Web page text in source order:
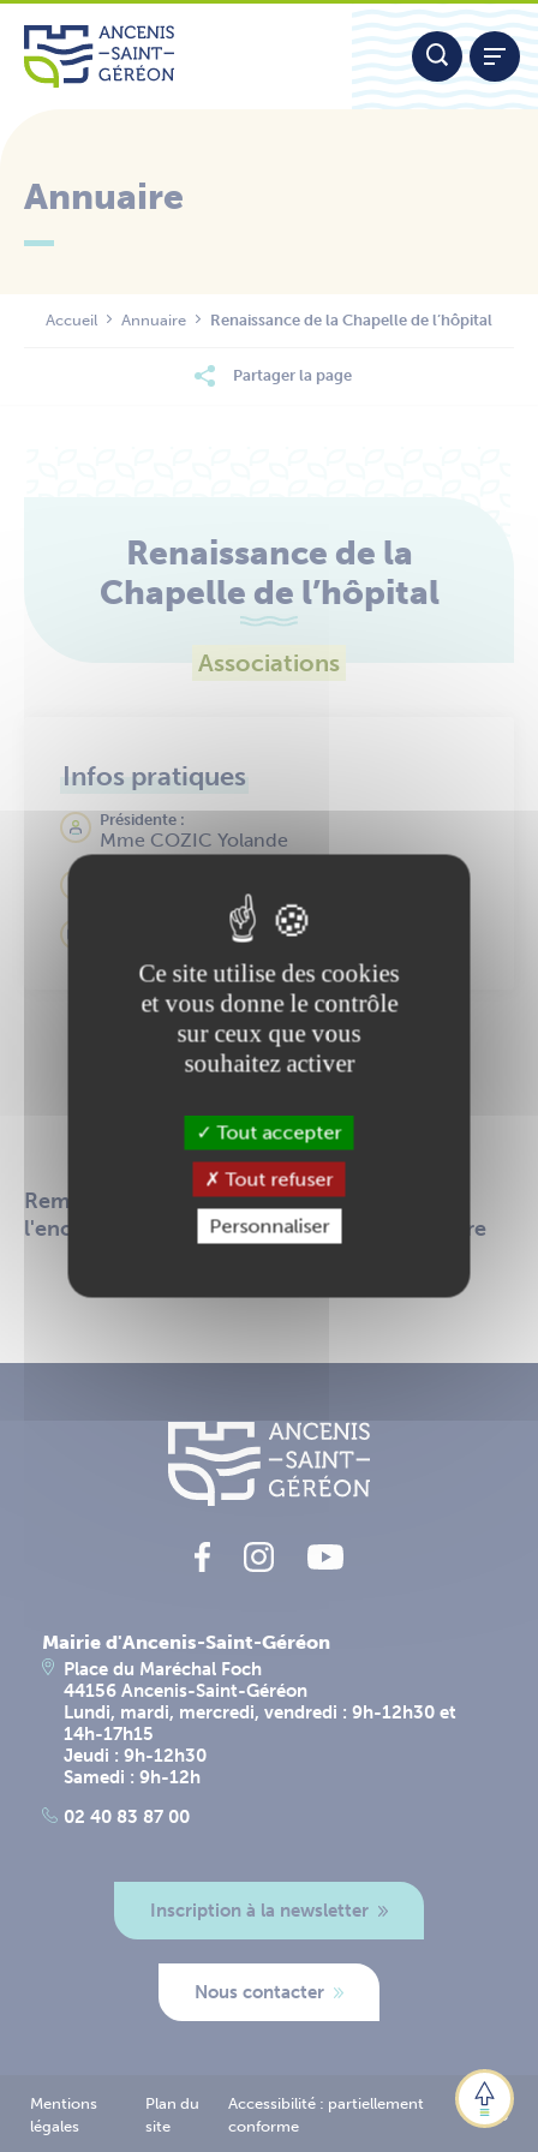
Aller
contenu
Annuaire
Accueil Annuaire Renaissance de la Chapelle de l’hôpital
Partager la page
Renaissance de la
Chapelle de l’hôpital
Associations
Infos pratiques
Présidente :
Mme COZIC Yolande
jeanetyolande.cozic@orange.fr
Une information manque
Modifier cette fiche
Remise en état de la chapelle située dans
l'enceinte du Centre Hospitalier Erdre et Loire
Mairie d'Ancenis-Saint-Géréon
Place du Maréchal Foch
44156 Ancenis-Saint-Géréon
Lundi, mardi, mercredi, vendredi : 9h-12h30 et
14h-17h15
Jeudi : 9h-12h30
Samedi : 9h-12h
02 40 83 87 00
Inscription à la newsletter
Nous contacter
Mentions
légales
Plan du
site
Accessibilité : partiellement
conforme
Logo
Panneau de gestion des cookies
Ce site utilise des cookies
et vous donne le contrôle
sur ceux que vous
souhaitez activer
Tout accepter
Tout refuser
Personnaliser